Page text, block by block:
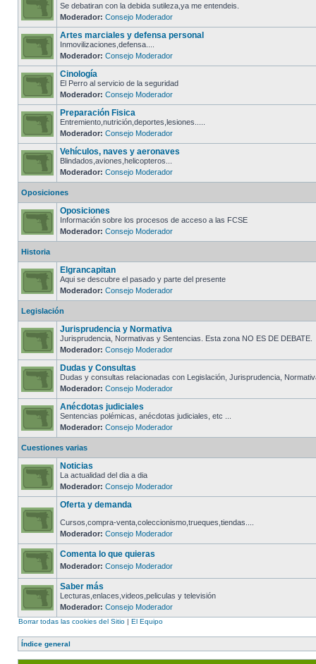
Se debatiran con la debida sutileza,ya me entendeis.
Moderador: Consejo Moderador
Artes marciales y defensa personal
Inmovilizaciones,defensa....
Moderador: Consejo Moderador
Cinología
El Perro al servicio de la seguridad
Moderador: Consejo Moderador
Preparación Fisica
Entremiento,nutrición,deportes,lesiones.....
Moderador: Consejo Moderador
Vehículos, naves y aeronaves
Blindados,aviones,helicopteros...
Moderador: Consejo Moderador
Oposiciones
Oposiciones
Información sobre los procesos de acceso a las FCSE
Moderador: Consejo Moderador
Historia
Elgrancapitan
Aqui se descubre el pasado y parte del presente
Moderador: Consejo Moderador
Legislación
Jurisprudencia y Normativa
Jurisprudencia, Normativas y Sentencias. Esta zona NO ES DE DEBATE.
Moderador: Consejo Moderador
Dudas y Consultas
Dudas y consultas relacionadas con Legislación, Jurisprudencia,
Moderador: Consejo Moderador
Anécdotas judiciales
Sentencias polémicas, anécdotas judiciales, etc ...
Moderador: Consejo Moderador
Cuestiones varias
Noticias
La actualidad del dia a dia
Moderador: Consejo Moderador
Oferta y demanda
Cursos,compra-venta,coleccionismo,trueques,tiendas....
Moderador: Consejo Moderador
Comenta lo que quieras
Moderador: Consejo Moderador
Saber más
Lecturas,enlaces,videos,peliculas y televisión
Moderador: Consejo Moderador
Borrar todas las cookies del Sitio | El Equipo
Índice general